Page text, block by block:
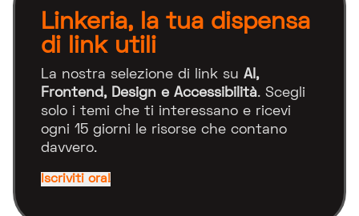
Linkeria, la tua dispensa
di link utili
La nostra selezione di link su AI,
Frontend, Design e Accessibilità. Scegli
solo i temi che ti interessano e ricevi
ogni 15 giorni le risorse che contano
davvero.
Iscriviti ora!